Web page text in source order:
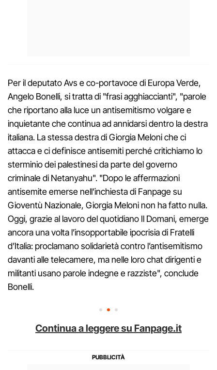
Per il deputato Avs e co-portavoce di Europa Verde,
Angelo Bonelli, si tratta di "frasi agghiaccianti", "parole
che riportano alla luce un antisemitismo volgare e
inquietante che continua ad annidarsi dentro la destra
italiana. La stessa destra di Giorgia Meloni che ci
attacca e ci definisce antisemiti perché critichiamo lo
sterminio dei palestinesi da parte del governo
criminale di Netanyahu". "Dopo le affermazioni
antisemite emerse nell’inchiesta di Fanpage su
Gioventù Nazionale, Giorgia Meloni non ha fatto nulla.
Oggi, grazie al lavoro del quotidiano Il Domani, emerge
ancora una volta l’insopportabile ipocrisia di Fratelli
d’Italia: proclamano solidarietà contro l’antisemitismo
davanti alle telecamere, ma nelle loro chat dirigenti e
militanti usano parole indegne e razziste", conclude
Bonelli.
Continua a leggere su Fanpage.it